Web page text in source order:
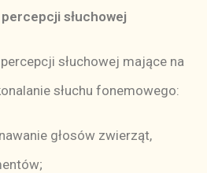
słuchowej
słuchowej mające na
słuchu fonemowego:
głosów zwierząt,